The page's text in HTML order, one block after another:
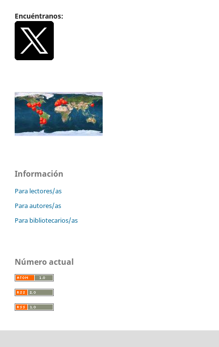
Encuéntranos:
Información
Para lectores/as
Para autores/as
Para bibliotecarios/as
Número actual